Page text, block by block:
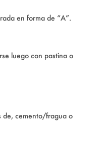
en forma de “A”.
luego con pastina o
de, cemento/fragua o